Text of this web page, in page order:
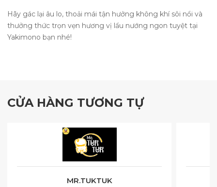
Hãy gác lại âu lo, thoải mái tận hưởng không khí sôi nổi và
thưởng thức trọn vẹn hương vị lẩu nướng ngon tuyệt tại
Yakimono bạn nhé!
CỬA HÀNG TƯƠNG TỰ
MR.TUKTUK